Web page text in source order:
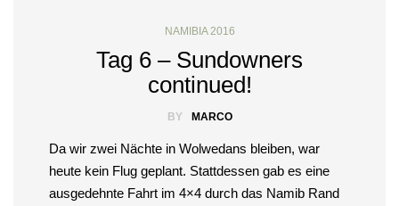
NAMIBIA 2016
Tag 6 – Sundowners
continued!
BY MARCO
Da wir zwei Nächte in Wolwedans bleiben, war
heute kein Flug geplant. Stattdessen gab es eine
ausgedehnte Fahrt im 4×4 durch das Namib Rand